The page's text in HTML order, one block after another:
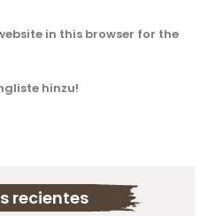
in this browser for the
hinzu!
recientes